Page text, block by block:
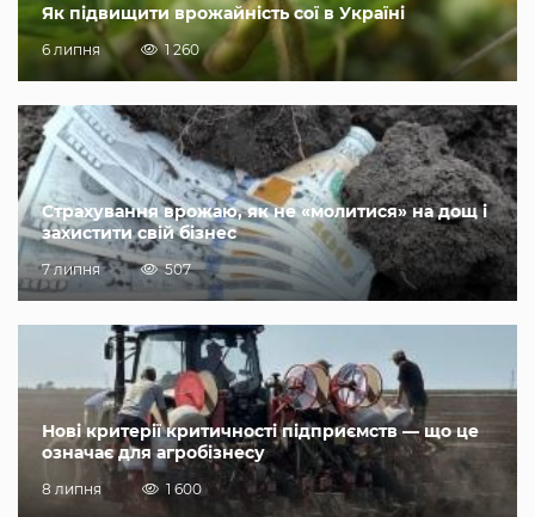
Як підвищити врожайність сої в Україні
6 липня 1 260
Страхування врожаю, як не «молитися» на дощ і
захистити свій бізнес
7 липня 507
Нові критерії критичності підприємств — що це
означає для агробізнесу
8 липня 1 600